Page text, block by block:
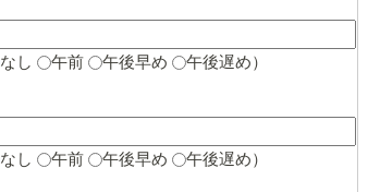
なし 午前 午後早め 午後遅め）
なし 午前 午後早め 午後遅め）